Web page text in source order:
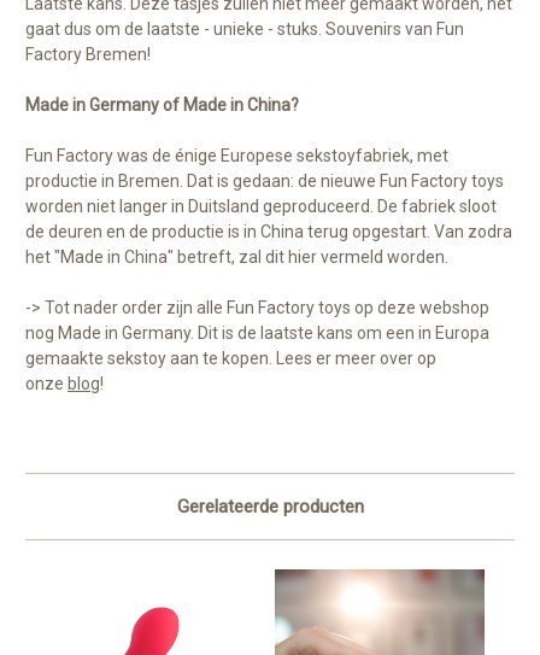
gaat dus om de laatste - unieke - stuks. Souvenirs van Fun
Factory Bremen!
Made in Germany of Made in China?
Fun Factory was de énige Europese sekstoyfabriek, met
productie in Bremen. Dat is gedaan: de nieuwe Fun Factory toys
worden niet langer in Duitsland geproduceerd. De fabriek sloot
de deuren en de productie is in China terug opgestart. Van zodra
het "Made in China" betreft, zal dit hier vermeld worden.
-> Tot nader order zijn alle Fun Factory toys op deze webshop
nog Made in Germany. Dit is de laatste kans om een in Europa
gemaakte sekstoy aan te kopen. Lees er meer over op
onze blog!
Gerelateerde producten